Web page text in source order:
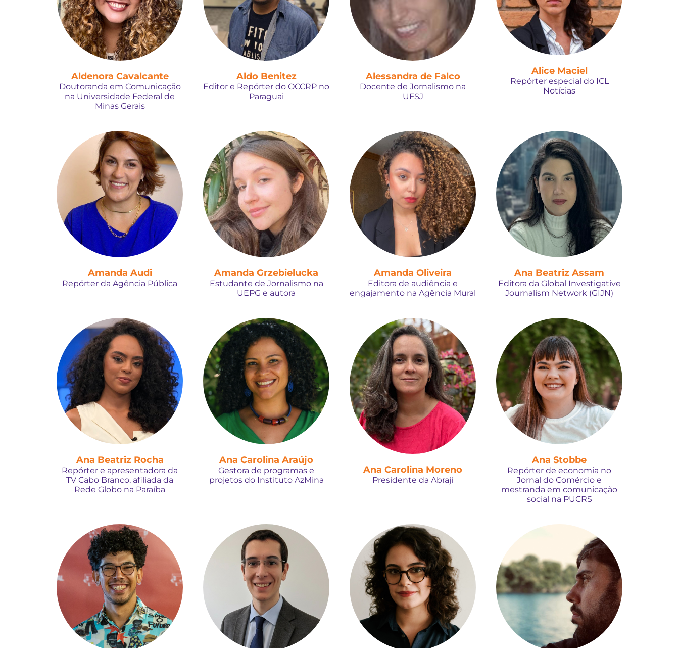
Aldenora Cavalcante
Doutoranda em Comunicação
na Universidade Federal de
Minas Gerais
Aldo Benitez
Editor e Repórter do OCCRP no
Paraguai
Alessandra de Falco
Docente de Jornalismo na
UFSJ
Alice Maciel
Repórter especial do ICL
Notícias
Amanda Audi
Repórter da Agência Pública
Amanda Grzebielucka
Estudante de Jornalismo na
UEPG e autora
Amanda Oliveira
Editora de audiência e
engajamento na Agência Mural
Ana Beatriz Assam
Editora da Global Investigative
Journalism Network (GIJN)
Ana Beatriz Rocha
Repórter e apresentadora da
TV Cabo Branco, afiliada da
Rede Globo na Paraíba
Ana Carolina Araújo
Gestora de programas e
projetos do Instituto AzMina
Ana Carolina Moreno
Presidente da Abraji
Ana Stobbe
Repórter de economia no
Jornal do Comércio e
mestranda em comunicação
social na PUCRS